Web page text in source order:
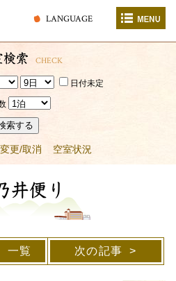
LANGUAGE
検索 CHECK
日付未定
索する
更/取消 空室状況
井便り
一覧 次の記事